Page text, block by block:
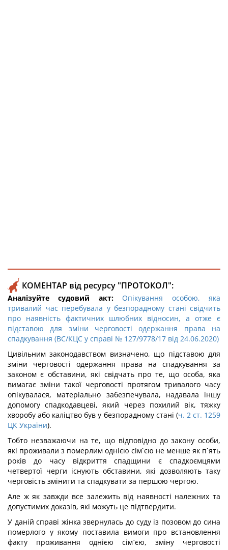
КОМЕНТАР від ресурсу "ПРОТОКОЛ":
Аналізуйте судовий акт: Опікування особою, яка
тривалий час перебувала у безпорадному стані свідчить
про наявність фактичних шлюбних відносин, а отже є
підставою для зміни черговості одержання права на
спадкування (ВС/КЦС у справі № 127/9778/17 від 24.06.2020)
Цивільним законодавством визначено, що підставою для
зміни черговості одержання права на спадкування за
законом є обставини, які свідчать про те, що особа, яка
вимагає зміни такої черговості протягом тривалого часу
опікувалася, матеріально забезпечувала, надавала іншу
допомогу спадкодавцеві, який через похилий вік, тяжку
хворобу або каліцтво був у безпорадному стані (ч. 2 ст. 1259
ЦК України).
Тобто незважаючи на те, що відповідно до закону особи,
які проживали з померлим однією сім`єю не менше як п`ять
років до часу відкриття спадщини є спадкоємцями
четвертої черги існують обставини, які дозволяють таку
черговість змінити та спадкувати за першою чергою.
Але ж як завжди все залежить від наявності належних та
допустимих доказів, які можуть це підтвердити.
У даній справі жінка звернулась до суду із позовом до сина
померлого у якому поставила вимоги про встановлення
факту проживання однією сім`єю, зміну черговості